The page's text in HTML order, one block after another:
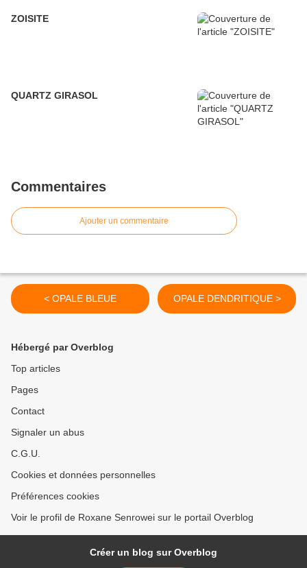
ZOISITE
QUARTZ GIRASOL
Commentaires
Ajouter un commentaire
< OPALE BLEUE OPALE DENDRITIQUE >
Hébergé par Overblog
Top articles
Pages
Contact
Signaler un abus
C.G.U.
Cookies et données personnelles
Préférences cookies
Voir le profil de Roxane Senrowei sur le portail Overblog
Créer un blog sur Overblog